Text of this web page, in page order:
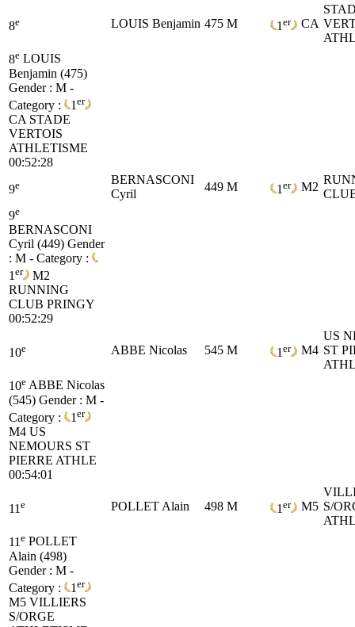
8e LOUIS Benjamin 475 M 1 er CA
8e LOUIS
Benjamin (475)
Gender : M -
Category :
1 er
CA STADE
VERTOIS
ATHLETISME
00:52:28
9e
BERNASCONI
Cyril
449 M 1 er M2
9e
BERNASCONI
Cyril (449) Gender
: M - Category :
1 er
M2
RUNNING
CLUB PRINGY
00:52:29
10e ABBE Nicolas 545 M 1 er M4
US
ST
10e ABBE Nicolas
(545) Gender : M -
Category :
1 er
M4 US
NEMOURS ST
PIERRE ATHLE
00:54:01
11 e POLLET Alain 498 M 1 er M5 S/
11 e POLLET
Alain (498)
Gender : M -
Category :
1 er
M5 VILLIERS
S/ORGE